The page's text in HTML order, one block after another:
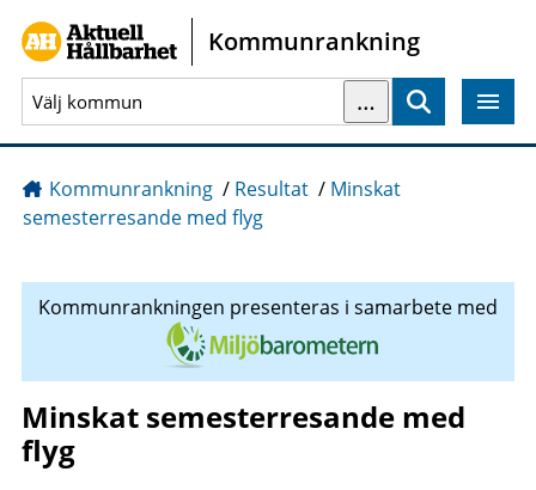
Gå direkt till sidans innehåll
Kommunrankning
…
Kommunrankning / Resultat / Minskat
semesterresande med flyg
Kommunrankningen presenteras i samarbete med
Minskat semesterresande med
flyg